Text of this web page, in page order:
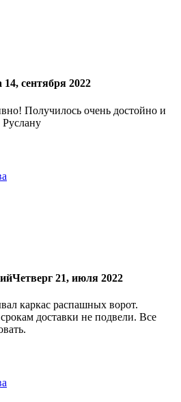
14, сентября 2022
Получилось очень достойно и
Четверг 21, июля 2022
каркас распашных ворот.
доставки не подвели. Все